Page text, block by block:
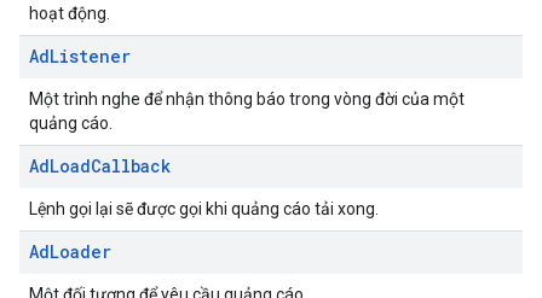
hoạt động.
AdListener
Một trình nghe để nhận thông báo trong vòng đời của một
quảng cáo.
AdLoadCallback
Lệnh gọi lại sẽ được gọi khi quảng cáo tải xong.
AdLoader